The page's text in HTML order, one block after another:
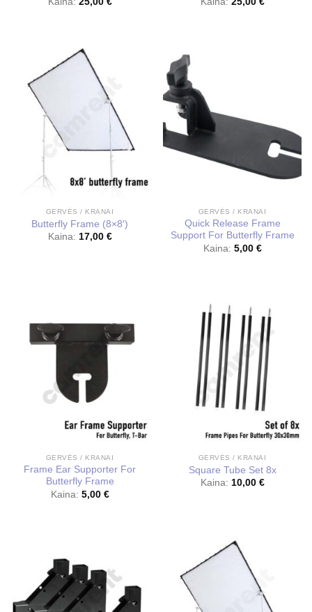
GERVĖS / KRANAI
Butterfly Frame (8×8′)
Kaina: 17,00 €
GERVĖS / KRANAI
Quick Release Frame
Support For Butterfly Frame
Kaina: 5,00 €
GERVĖS / KRANAI
Frame Ear Supporter For
Butterfly Frame
Kaina: 5,00 €
GERVĖS / KRANAI
Square Tube Set 8x
Kaina: 10,00 €